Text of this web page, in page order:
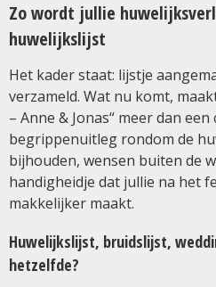
Zo wordt jullie
huwelijkslijst
Het kader staat: lijstje
verzameld. Wat nu komt,
– Anne & Jonas“ meer dan
begrippenuitleg rondom de
bijhouden, wensen buiten de
handigheidje dat jullie na het
makkelijker maakt.
Huwelijkslijst, bruidslijst,
hetzelfde?